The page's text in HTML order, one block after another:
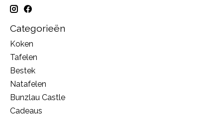
Categorieën
Koken
Tafelen
Bestek
Natafelen
Bunzlau Castle
Cadeaus